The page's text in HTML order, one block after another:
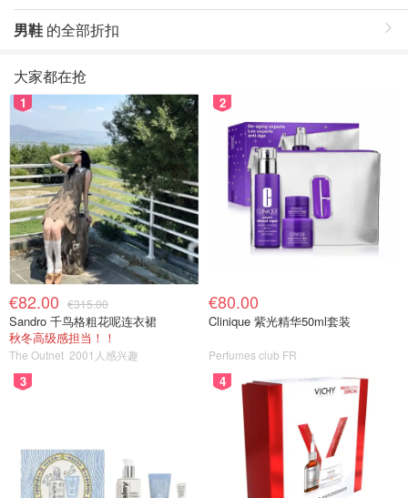
男鞋 的全部折扣
大家都在抢
1
€82.00 €315.00
Sandro 千鸟格粗花呢连衣裙
秋冬高级感担当！！
The Outnet 2001人感兴趣
2
€80.00
Clinique 紫光精华50ml套装
Perfumes club FR
3 4